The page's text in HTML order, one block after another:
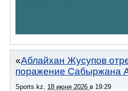
Аблайхан Жусупов
поражение Сабыржана
Sports.kz 18 июня 2026 в 19:29